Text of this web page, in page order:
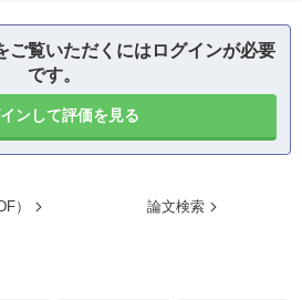
ご覧いただくにはログインが必要
です。
ンして評価を見る
） 論文検索